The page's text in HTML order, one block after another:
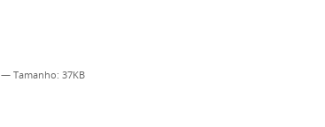
—Tamanho: 37KB